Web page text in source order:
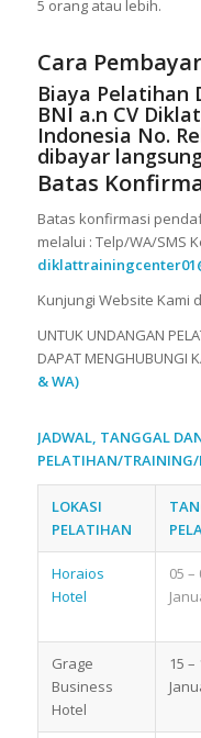
5 orang atau lebih.
Cara
Biaya Pelatihan
BNI a.n CV
Indonesia No.
dibayar
Batas
Batas konfirmasi
melalui : Telp/WA/SMS
Kunjungi Website Kami
UNTUK UNDANGAN
DAPAT MENGHUBUNGI
& WA)
JADWAL, TANGGAL
PELATIHAN/
LOKASI
PELATIHAN
Horaios
Hotel
05 –
Grage
Business
Hotel
15 –